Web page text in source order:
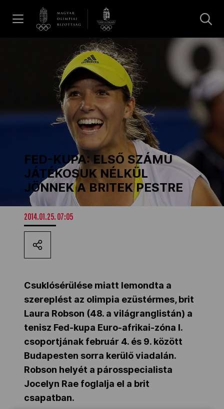
Galéria
Dakar 2026
Los Angeles 2028
MOB
Kettőskarrier-program
NOB
Társszervezetek
OVEP
Adatbank
FED-KUPA: ELSŐ SZÁMÚ
JÁTÉKOSUK NÉLKÜL
JÖNNEK A BRITEK PESTRE
2014.01.25. 07:05
Csuklósérülése miatt lemondta a
szereplést az olimpia ezüstérmes, brit
Laura Robson (48. a világranglistán) a
tenisz Fed-kupa Euro-afrikai-zóna I.
csoportjának február 4. és 9. között
Budapesten sorra kerülő viadalán.
Robson helyét a párosspecialista
Jocelyn Rae foglalja el a brit
csapatban.